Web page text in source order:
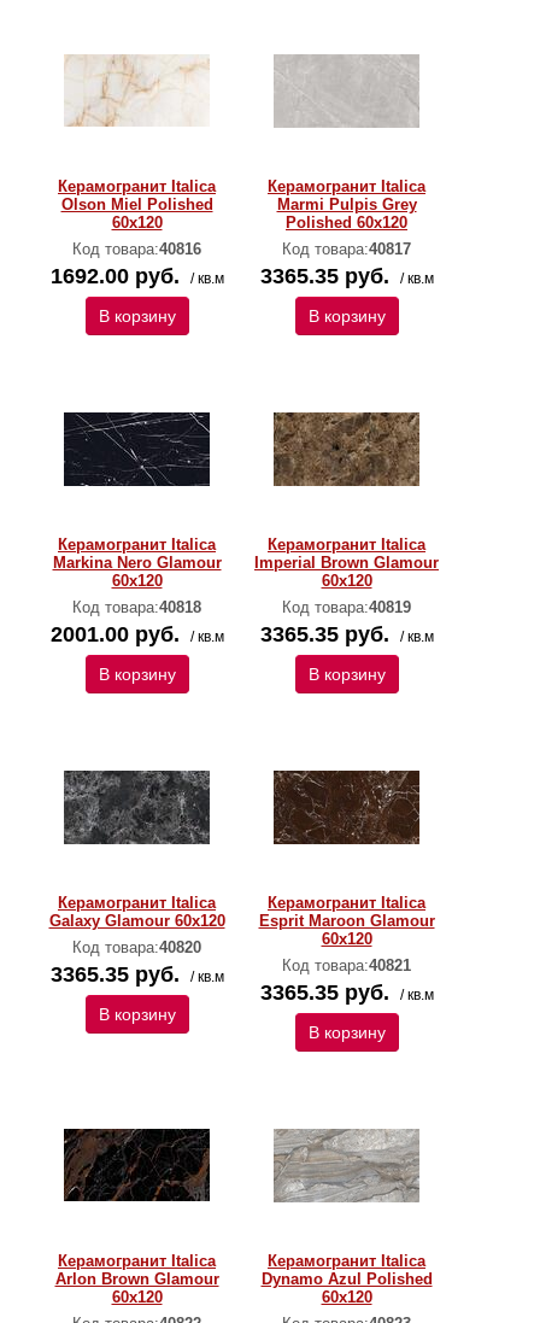
Керамогранит Italica
Olson Miel Polished
60х120
Код товара:40816
1692.00 руб. / кв.м
В корзину
Керамогранит Italica
Marmi Pulpis Grey
Polished 60х120
Код товара:40817
3365.35 руб. / кв.м
В корзину
Керамогранит Italica
Markina Nero Glamour
60х120
Код товара:40818
2001.00 руб. / кв.м
В корзину
Керамогранит Italica
Imperial Brown Glamour
60х120
Код товара:40819
3365.35 руб. / кв.м
В корзину
Керамогранит Italica
Galaxy Glamour 60х120
Код товара:40820
3365.35 руб. / кв.м
В корзину
Керамогранит Italica
Esprit Maroon Glamour
60х120
Код товара:40821
3365.35 руб. / кв.м
В корзину
Керамогранит Italica
Arlon Brown Glamour
60х120
Керамогранит Italica
Dynamo Azul Polished
60х120